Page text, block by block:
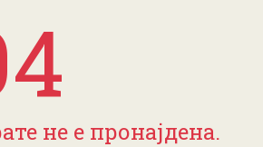
не е пронајдена.